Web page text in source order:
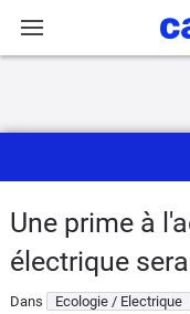
Actu
Essais
Une prime à
électrique
Dans Ecologie / Electrique